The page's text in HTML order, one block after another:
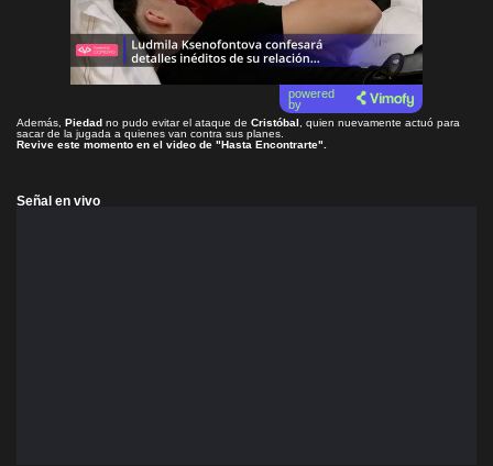
powered
by
Además, Piedad no pudo evitar el ataque de Cristóbal , quien nuevamente actuó para
sacar de la jugada a quienes van contra sus planes.
Revive este momento en el video de "Hasta Encontrarte"
Señal en vivo